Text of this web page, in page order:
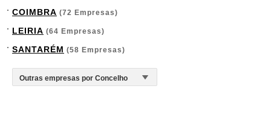
COIMBRA (72 Empresas)
LEIRIA (64 Empresas)
SANTARÉM (58 Empresas)